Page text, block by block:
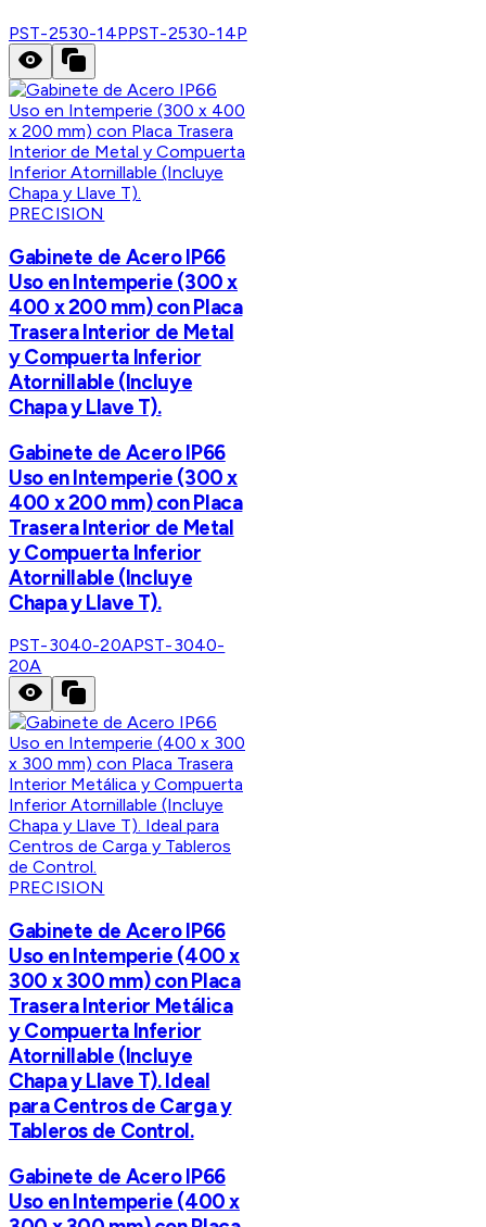
PST-2530-14PPST-2530-14P
PRECISION
Gabinete de Acero IP66
Uso en Intemperie (300 x
400 x 200 mm) con Placa
Trasera Interior de Metal
y Compuerta Inferior
Atornillable (Incluye
Chapa y Llave T).
Gabinete de Acero IP66
Uso en Intemperie (300 x
400 x 200 mm) con Placa
Trasera Interior de Metal
y Compuerta Inferior
Atornillable (Incluye
Chapa y Llave T).
PST-3040-20APST-3040-
20A
PRECISION
Gabinete de Acero IP66
Uso en Intemperie (400 x
300 x 300 mm) con Placa
Trasera Interior Metálica
y Compuerta Inferior
Atornillable (Incluye
Chapa y Llave T). Ideal
para Centros de Carga y
Tableros de Control.
Gabinete de Acero IP66
Uso en Intemperie (400 x